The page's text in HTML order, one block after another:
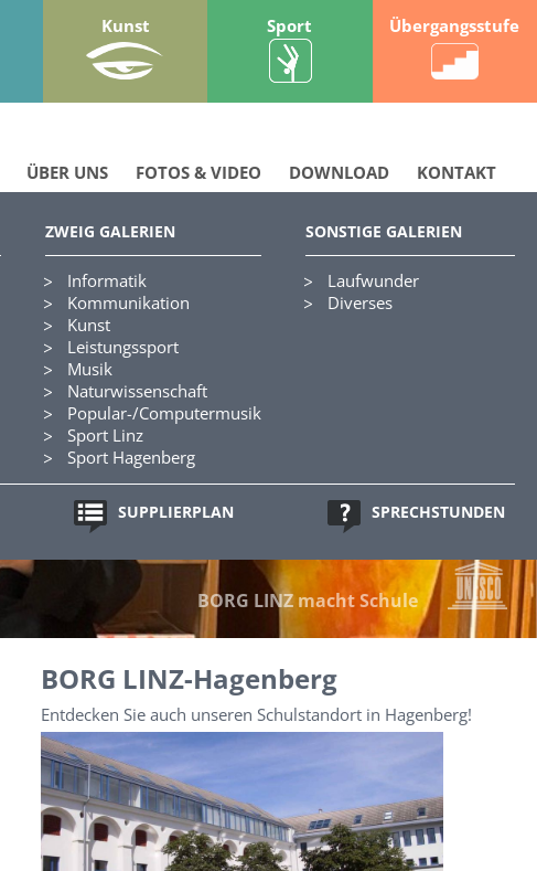
Kunst Sport Übergangsstufe
BORG LINZ macht Schule
KONTAKT
DOWNLOAD
FOTOS & VIDEO
ÜBER UNS
SONSTIGE GALERIEN
Laufwunder
Diverses
ZWEIG GALERIEN
Informatik
Kommunikation
Kunst
Leistungssport
Musik
Naturwissenschaft
Popular-/Computermusik
Sport Linz
Sport Hagenberg
SPRECHSTUNDEN
SUPPLIERPLAN
BORG LINZ-Hagenberg
Entdecken Sie auch unseren Schulstandort in Hagenberg!